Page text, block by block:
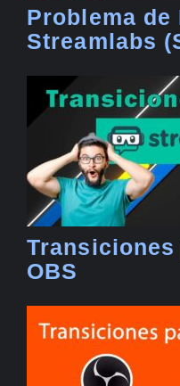
Problema de
Streamlabs
OBS